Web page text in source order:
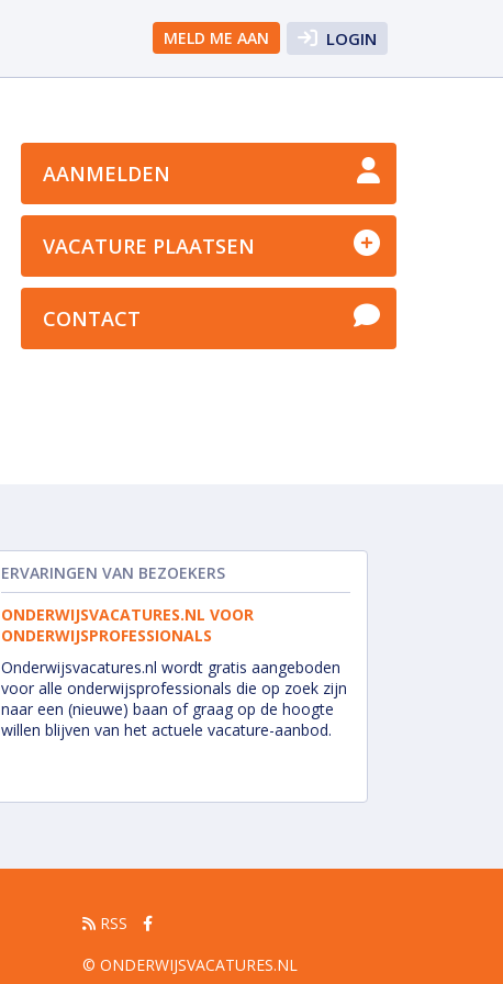
LOGIN
MELD ME AAN
AANMELDEN
VACATURE PLAATSEN
CONTACT
ERVARINGEN VAN BEZOEKERS
ONDERWIJSVACATURES.NL VOOR
ONDERWIJSPROFESSIONALS
Onderwijsvacatures.nl wordt gratis aangeboden
voor alle onderwijsprofessionals die op zoek zijn
naar een (nieuwe) baan of graag op de hoogte
willen blijven van het actuele vacature-aanbod.
RSS
© ONDERWIJSVACATURES.NL